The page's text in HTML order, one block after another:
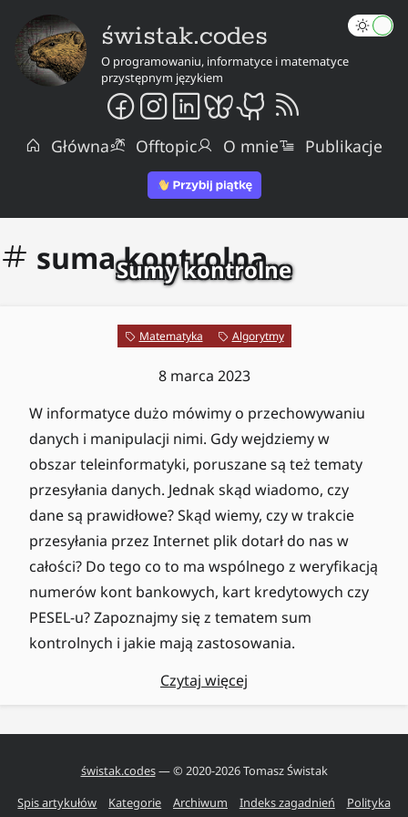
świstak.codes
O programowaniu, informatyce i matematyce
przystępnym językiem
Główna Offtopic O mnie Publikacje
suma kontrolna
Sumy kontrolne
Matematyka Algorytmy
8 marca 2023
W informatyce dużo mówimy o przechowywaniu
danych i manipulacji nimi. Gdy wejdziemy w
obszar teleinformatyki, poruszane są też tematy
przesyłania danych. Jednak skąd wiadomo, czy
dane są prawidłowe? Skąd wiemy, czy w trakcie
przesyłania przez Internet plik dotarł do nas w
całości? Do tego co to ma wspólnego z weryfikacją
numerów kont bankowych, kart kredytowych czy
PESEL-u? Zapoznajmy się z tematem sum
kontrolnych i jakie mają zastosowania.
Czytaj więcej
świstak.codes— © 2020-2026Tomasz Świstak
Spis artykułów
Kategorie Archiwum Indeks zagadnień
Polityka